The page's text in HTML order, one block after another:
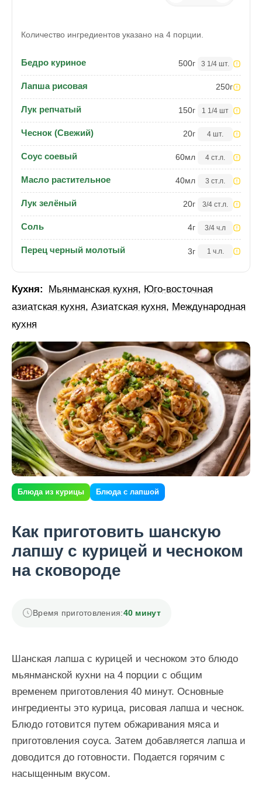
Количество ингредиентов указано на 4 порции.
Бедро куриное 500г 3 1/4 шт.
Лапша рисовая 250г
Лук репчатый 150г 1 1/4 шт
Чеснок (Свежий) 20г 4 шт.
Соус соевый 60мл 4 ст.л.
Масло растительное 40мл 3 ст.л.
Лук зелёный 20г 3/4 ст.л.
Соль 4г 3/4 ч.л
Перец черный молотый 3г 1 ч.л.
Кухня: Мьянманская кухня, Юго-восточная
азиатская кухня, Азиатская кухня, Международная
кухня
Блюда из курицы Блюда с лапшой
Как приготовить шанскую
лапшу с курицей и чесноком
на сковороде
Время приготовления:40 минут
Шанская лапша с курицей и чесноком это блюдо
мьянманской кухни на 4 порции с общим
временем приготовления 40 минут. Основные
ингредиенты это курица, рисовая лапша и чеснок.
Блюдо готовится путем обжаривания мяса и
приготовления соуса. Затем добавляется лапша и
доводится до готовности. Подается горячим с
насыщенным вкусом.